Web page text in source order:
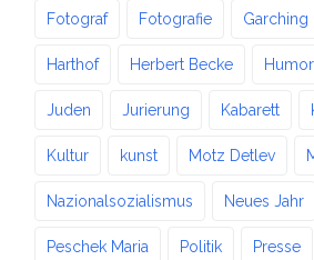
Fotograf Fotografie Garching
Harthof Herbert Becke Humor
Juden Jurierung Kabarett
Kultur kunst Motz Detlev
Nazionalsozialismus Neues Jahr
Peschek Maria Politik Presse